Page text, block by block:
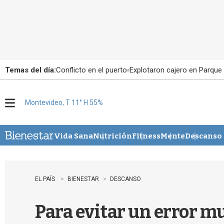
Temas del día:Conflicto en el puerto Explotaron cajero en
u
Montevideo, T 11° H 55%
Vida SanaNutriciónFitnessMenteDescanso
EL PAÍS BIENESTAR DESCANSO
Para evitar un error